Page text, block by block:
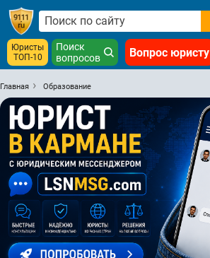
Юристы
ТОП-10
Поиск
вопросов
Вопрос юристу
Главная Образование